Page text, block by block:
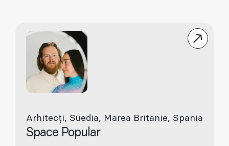
Arhitecți, Suedia, Marea Britanie, Spania
Space Popular